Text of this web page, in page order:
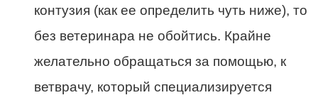
контузия (как ее определить чуть ниже), то
без ветеринара не обойтись. Крайне
желательно обращаться за помощью, к
ветврачу, который специализируется